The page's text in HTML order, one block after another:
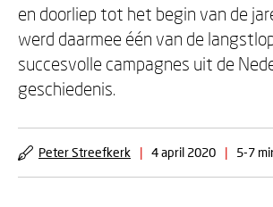
en doorliep tot het begin van de
werd daarmee één van de
succesvolle campagnes uit de
geschiedenis.
Peter Streefkerk | 4 april 2020 | 5-7